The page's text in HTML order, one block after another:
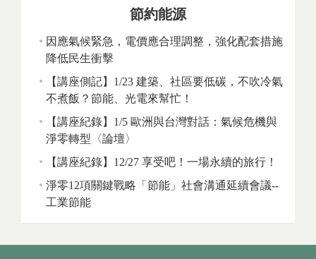
節約能源
因應氣候緊急，電價應合理調整，強化配套措施
降低民生衝擊
【講座側記】1/23 建築、社區要低碳，不吹冷氣
不煮飯？節能、光電來幫忙！
【講座紀錄】1/5 歐洲與台灣對話：氣候危機與
淨零轉型〈論壇〉
【講座紀錄】12/27 享受吧！一場永續的旅行！
淨零12項關鍵戰略「節能」社會溝通延續會議--
工業節能